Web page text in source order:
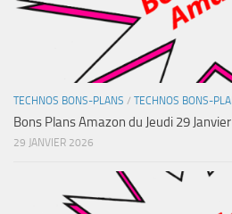
TECHNOS BONS-PLANS / TECHNOS BONS-
Bons Plans Amazon du Jeudi 29
29 JANVIER 2026